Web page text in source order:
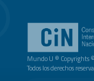
Mundo U ® Copyrights
Todos los derechos